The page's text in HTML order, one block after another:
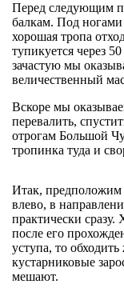
Перед следующим
балкам. Под
хорошая тропа
тупикуется через
зачастую мы
величественный
Вскоре мы
перевалить,
отрогам Большой
тропинка туда и
Итак, предположим
влево, в
практически
после его
уступа, то
кустарниковые
мешают.